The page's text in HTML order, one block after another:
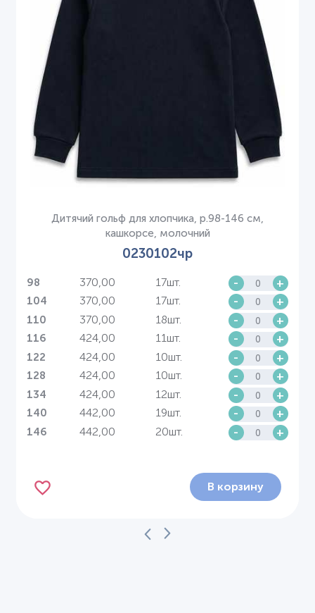
Дитячий гольф для хлопчика, р.98-146 см,
кашкорсе, молочний
0230102чр
98 370,00 17шт. - +
104 370,00 17шт. - +
110 370,00 18шт. - +
116 424,00 11шт. - +
122 424,00 10шт. - +
128 424,00 10шт. - +
134 424,00 12шт. - +
140 442,00 19шт. - +
146 442,00 20шт. - +
В корзину